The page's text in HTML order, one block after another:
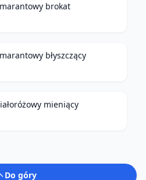
brokat
błyszczący
mieniący
Do góry